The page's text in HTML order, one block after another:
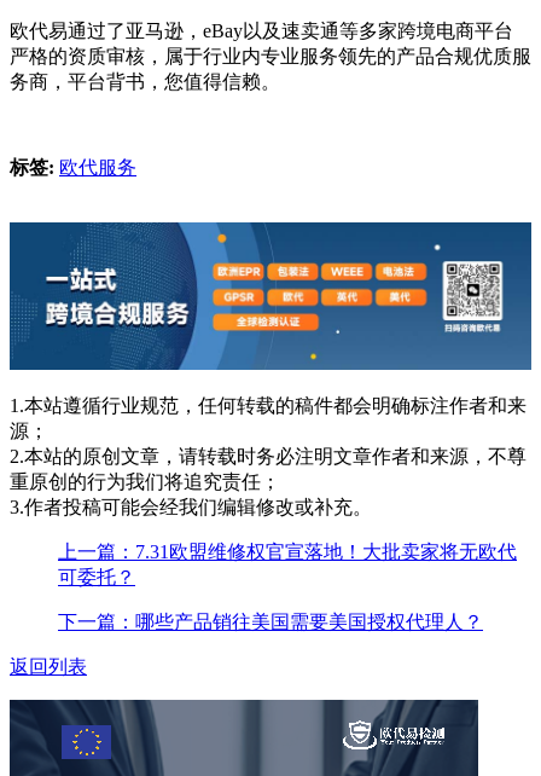
欧代易通过了亚马逊，eBay以及速卖通等多家跨境电商平台
严格的资质审核，属于行业内专业服务领先的产品合规优质服
务商，平台背书，您值得信赖。
标签: 欧代服务
1.本站遵循行业规范，任何转载的稿件都会明确标注作者和来
源；
2.本站的原创文章，请转载时务必注明文章作者和来源，不尊
重原创的行为我们将追究责任；
3.作者投稿可能会经我们编辑修改或补充。
上一篇：7.31欧盟维修权官宣落地！大批卖家将无欧代
可委托？
下一篇：哪些产品销往美国需要美国授权代理人？
返回列表